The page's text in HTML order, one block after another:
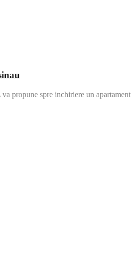
propune spre inchiriere un apartament